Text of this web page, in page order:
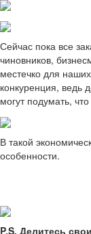
Сейчас пока все
чиновников,
местечко для
конкуренция, ведь
могут подумать,
В такой
особенности.
P.S. Делитесь